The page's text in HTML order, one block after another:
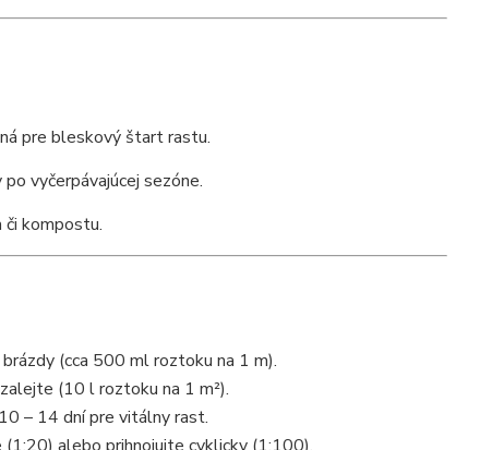
pre bleskový štart rastu.
vyčerpávajúcej sezóne.
či kompostu.
(cca 500 ml roztoku na 1 m).
(10 l roztoku na 1 m²).
– 14 dní pre vitálny rast.